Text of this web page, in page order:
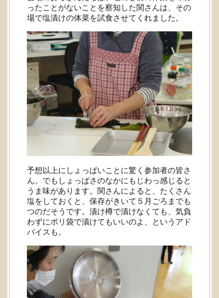
ったことがないことを察知した関さんは、その
場で塩漬けの体菜を試食させてくれました。
予想以上にしょっぱいことに驚く参加者の皆さ
ん。でもしょっぱさのなかにもじわっ感じると
うま味があります。関さんによると、たくさん
塩をしておくと、保存がきいて５月ごろまでも
つのだそうです。漬け樽で漬けなくても、気負
わずにポリ袋で漬けてもいいのよ、というアド
バイスも。